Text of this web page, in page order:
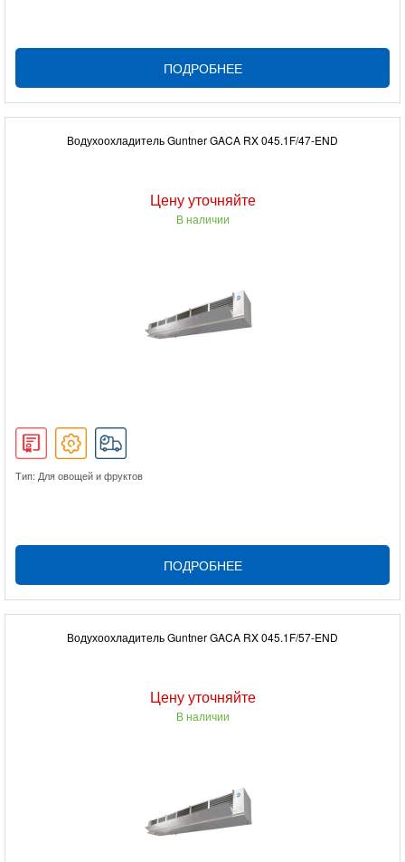
ПОДРОБНЕЕ
Водухоохладитель Guntner GACA RX 045.1F/47-END
Цену уточняйте
В наличии
Тип: Для овощей и фруктов
ПОДРОБНЕЕ
Водухоохладитель Guntner GACA RX 045.1F/57-END
Цену уточняйте
В наличии